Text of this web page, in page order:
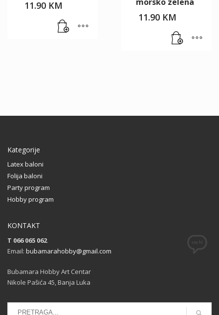
11.90 KM
11.90 KM
Kategorije
Latex baloni
Folija baloni
Party program
Hobby program
KONTAKT
T 066 065 062
Email: bubamarahobby@gmail.com
Bubamara Hobby Art Centar
Nikole Pašića 45, Banja Luka